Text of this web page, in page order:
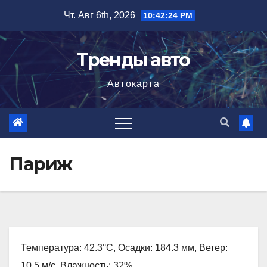
содержимому
Чт. Авг 6th, 2026 10:42:25 PM
Тренды авто
Автокарта
Париж
Температура: 42.3°C, Осадки: 184.3 мм, Ветер: